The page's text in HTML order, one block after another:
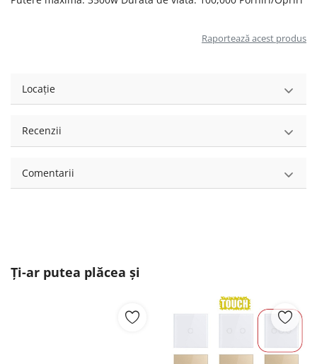
Raportează acest produs
Locație
Recenzii
Comentarii
Ți-ar putea plăcea și